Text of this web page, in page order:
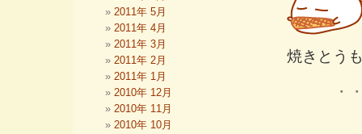
焼きとう
・
2011年 5月
2011年 4月
2011年 3月
2011年 2月
2011年 1月
2010年 12月
2010年 11月
2010年 10月